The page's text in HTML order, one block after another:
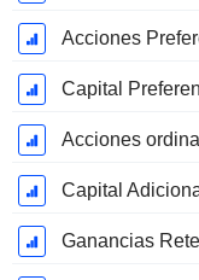
Acciones
Capital
Acciones
Capital
Ganancias